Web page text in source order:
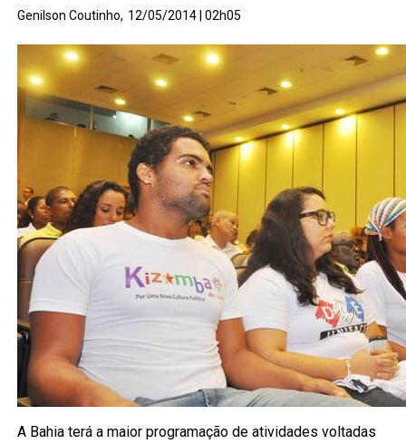
Genilson Coutinho, 12/05/2014 | 02h05
A Bahia terá a maior programação de atividades voltadas